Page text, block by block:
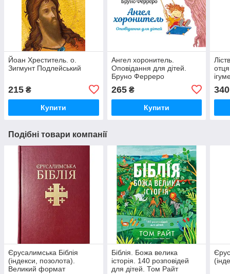
Йоан Хреститель. о.
Зигмунт Подлейський
215 ₴
Купити
Ангел хоронитель.
Оповідання для дітей.
Бруно Ферреро
265₴
Купити
340
Подібні товари компанії
Єрусалимська Біблія
(індекси, позолота).
Великий формат
Біблія. Божа велика
історія. 140 розповідей
для дітей. Том Райт